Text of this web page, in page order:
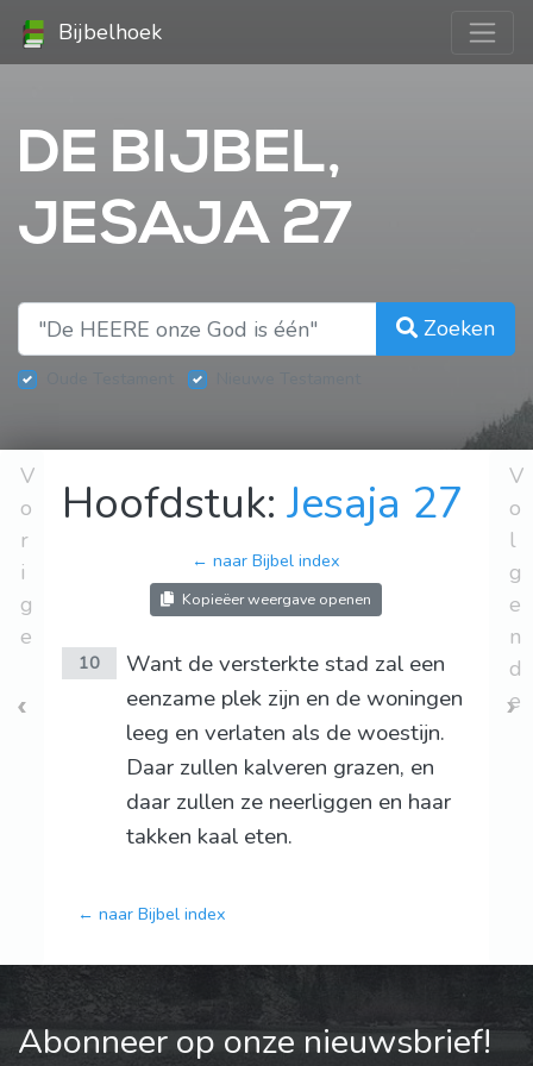
Bijbelhoek
DE BIJBEL,
JESAJA 27
Zoeken
V
o
r
i
g
e
Hoofdstuk:Jesaja 27
← naar Bijbel index
Kopieëer weergave openen
10
Want de versterkte stad zal een
eenzame plek zijn en de woningen
leeg en verlaten als de woestijn.
Daar zullen kalveren grazen, en
daar zullen ze neerliggen en haar
takken kaal eten.
← naar Bijbel index
V
o
l
g
e
n
d
e
Abonneer op onze nieuwsbrief!